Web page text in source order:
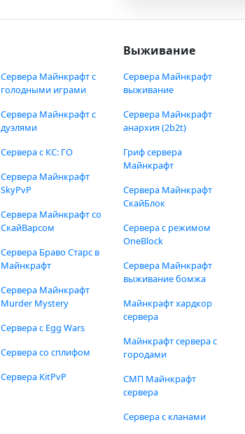
Сервера Майнкрафт с
голодными играми
Сервера Майнкрафт с
дуэлями
Сервера с КС: ГО
Сервера Майнкрафт
SkyPvP
Сервера Майнкрафт со
СкайВарсом
Сервера Браво Старс в
Майнкрафт
Сервера Майнкрафт
Murder Mystery
Сервера с Egg Wars
Сервера со сплифом
Сервера KitPvP
Выживание
Сервера Майнкрафт
выживание
Сервера Майнкрафт
анархия (2b2t)
Гриф сервера
Майнкрафт
Сервера Майнкрафт
СкайБлок
Сервера с режимом
OneBlock
Сервера Майнкрафт
выживание бомжа
Майнкрафт хардкор
сервера
Майнкрафт сервера с
городами
СМП Майнкрафт
сервера
Сервера с кланами